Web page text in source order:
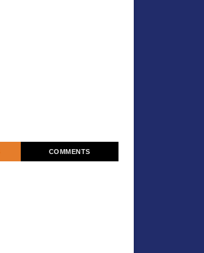
COMMENTS